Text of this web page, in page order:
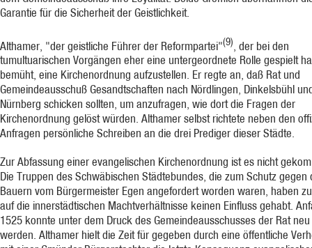
Garantie für die Sicherheit der Geistlichkeit.
Althamer, "der geistliche Führer der Reformpartei"(9) , der bei den
tumultuarischen Vorgängen eher eine untergeordnete Rolle gespielt
bemüht, eine Kirchenordnung aufzustellen. Er regte an, daß Rat und
Gemeindeausschuß Gesandtschaften nach Nördlingen, Dinkelsbühl
Nürnberg schicken sollten, um anzufragen, wie dort die Fragen der
Kirchenordnung gelöst würden. Althamer selbst richtete neben den
Anfragen persönliche Schreiben an die drei Prediger dieser Städte.
Zur Abfassung einer evangelischen Kirchenordnung ist es nicht
Die Truppen des Schwäbischen Städtebundes, die zum Schutz gegen
Bauern vom Bürgermeister Egen angefordert worden waren, haben
auf die innerstädtischen Machtverhältnisse keinen Einfluss gehabt.
1525 konnte unter dem Druck des Gemeindeausschusses der Rat
werden. Althamer hielt die Zeit für gegeben durch eine öffentliche